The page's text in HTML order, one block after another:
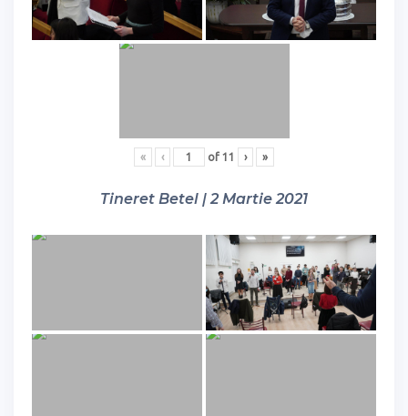
« ‹ of 11 › »
Tineret Betel | 2 Martie 2021